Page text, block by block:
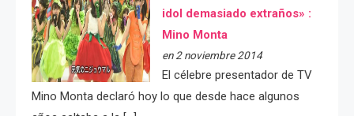
idol demasiado extraños» :
Mino Monta
en 2 noviembre 2014
El célebre presentador de TV
Mino Monta declaró hoy lo que desde hace algunos